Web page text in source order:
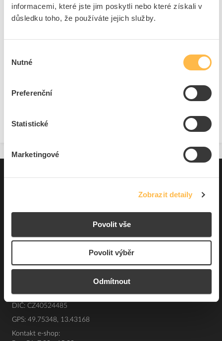
informacemi, které jste jim poskytli nebo které získali v
důsledku toho, že používáte jejich služby.
souhlasu
Nutné
Preferenční
Statistické
Marketingové
Zobrazit detaily
Povolit vše
Povolit výběr
Odmítnout
Kód výrobce
105778
Pro zákazníky
Hřbitovní 31a
IČO: 40524485
DIČ: CZ40524485
GPS: 49.75348, 13.43168
Kontakt e-shop: